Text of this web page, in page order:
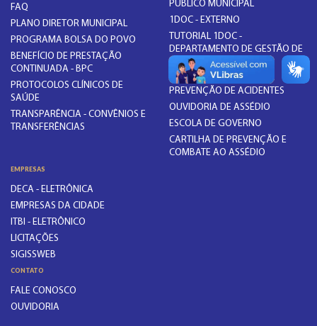
FAQ
PLANO DIRETOR MUNICIPAL
PROGRAMA BOLSA DO POVO
BENEFÍCIO DE PRESTAÇÃO
CONTINUADA - BPC
PROTOCOLOS CLÍNICOS DE
SAÚDE
TRANSPARÊNCIA - CONVÊNIOS E
TRANSFERÊNCIAS
PÚBLICO MUNICIPAL
1DOC - EXTERNO
TUTORIAL 1DOC -
DEPARTAMENTO DE GESTÃO DE
PESSOAS
COMISSÃO INTERNA DE
PREVENÇÃO DE ACIDENTES
OUVIDORIA DE ASSÉDIO
ESCOLA DE GOVERNO
CARTILHA DE PREVENÇÃO E
COMBATE AO ASSÉDIO
EMPRESAS
DECA - ELETRÔNICA
EMPRESAS DA CIDADE
ITBI - ELETRÔNICO
LICITAÇÕES
SIGISSWEB
CONTATO
FALE CONOSCO
OUVIDORIA